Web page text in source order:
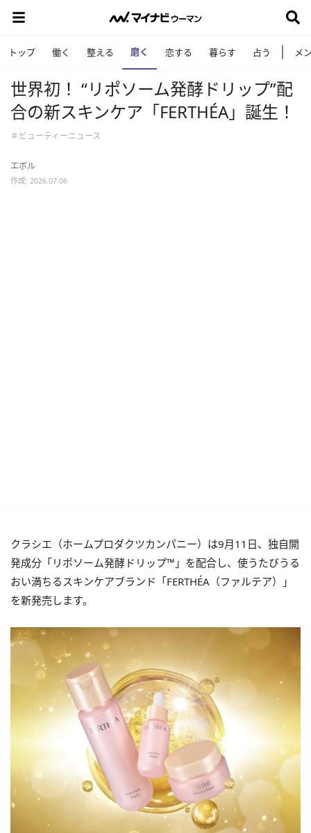
トップ 働く 整える 磨く 恋する 暮らす 占う メ
世界初！ “リポソーム発酵ドリップ”配
合の新スキンケア「FERTHÉA」誕生！
＃ビューティーニュース
エボル
作成: 2026.07.06
クラシエ（ホームプロダクツカンパニー）は9月11日、独自開
発成分「リポソーム発酵ドリップ™」を配合し、使うたびうる
おい満ちるスキンケアブランド「FERTHÉA（ファルテア）」
を新発売します。